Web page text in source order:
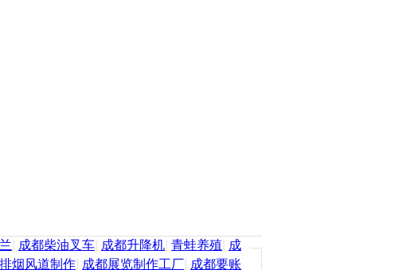
成都柴油叉车 成都升降机 青蛙养殖
成
烟风道制作 成都展览制作工厂 成都要账